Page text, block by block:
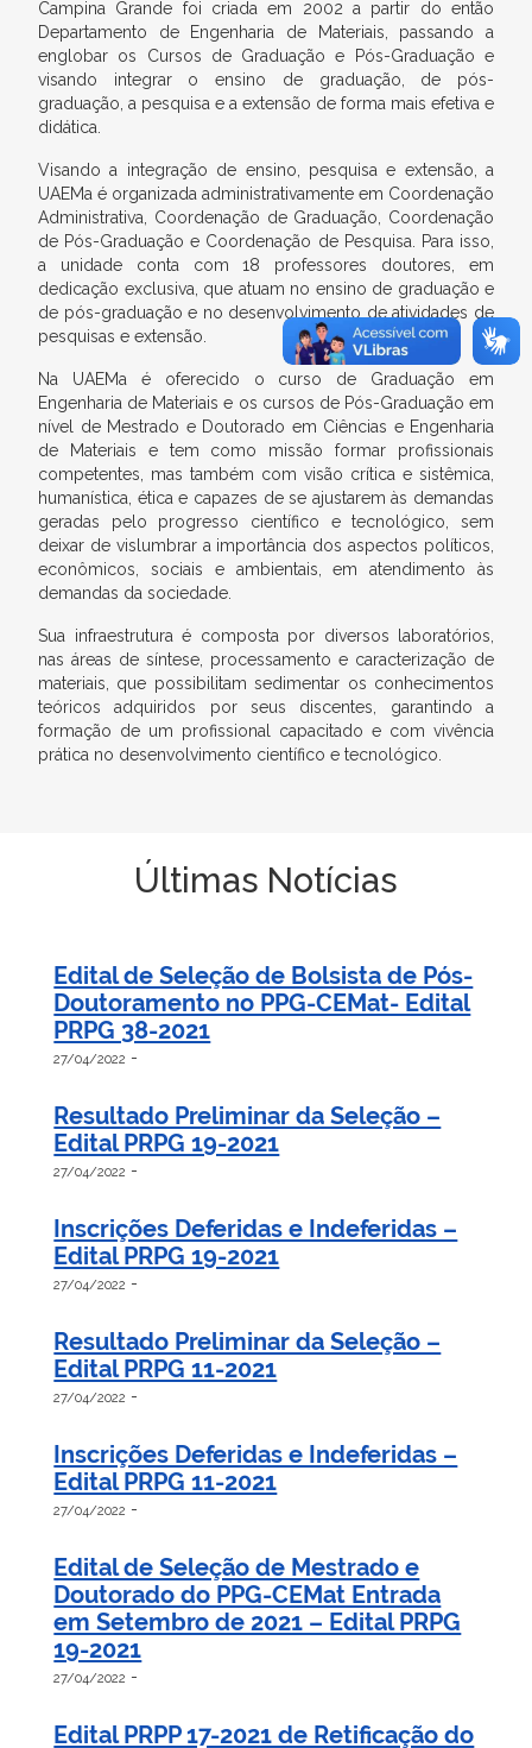
Campina Grande foi criada em 2002 a partir do então
Departamento de Engenharia de Materiais, passando a
englobar os Cursos de Graduação e Pós-Graduação e
visando integrar o ensino de graduação, de pós-
graduação, a pesquisa e a extensão de forma mais efetiva e
didática.
Visando a integração de ensino, pesquisa e extensão, a
UAEMa é organizada administrativamente em Coordenação
Administrativa, Coordenação de Graduação, Coordenação
de Pós-Graduação e Coordenação de Pesquisa. Para isso,
a unidade conta com 18 professores doutores, em
dedicação exclusiva, que atuam no ensino de graduação e
de pós-graduação e no desenvolvimento de atividades de
pesquisas e extensão.
Na UAEMa é oferecido o curso de Graduação em
Engenharia de Materiais e os cursos de Pós-Graduação em
nível de Mestrado e Doutorado em Ciências e Engenharia
de Materiais e tem como missão formar profissionais
competentes, mas também com visão crítica e sistêmica,
humanística, ética e capazes de se ajustarem às demandas
geradas pelo progresso científico e tecnológico, sem
deixar de vislumbrar a importância dos aspectos políticos,
econômicos, sociais e ambientais, em atendimento às
demandas da sociedade.
Sua infraestrutura é composta por diversos laboratórios,
nas áreas de síntese, processamento e caracterização de
materiais, que possibilitam sedimentar os conhecimentos
teóricos adquiridos por seus discentes, garantindo a
formação de um profissional capacitado e com vivência
prática no desenvolvimento científico e tecnológico.
Últimas Notícias
Edital de Seleção de Bolsista de Pós-
Doutoramento no PPG-CEMat- Edital
PRPG 38-2021
27/04/2022 -
Resultado Preliminar da Seleção –
Edital PRPG 19-2021
27/04/2022 -
Inscrições Deferidas e Indeferidas –
Edital PRPG 19-2021
27/04/2022 -
Resultado Preliminar da Seleção –
Edital PRPG 11-2021
27/04/2022 -
Inscrições Deferidas e Indeferidas –
Edital PRPG 11-2021
27/04/2022 -
Edital de Seleção de Mestrado e
Doutorado do PPG-CEMat Entrada
em Setembro de 2021 – Edital PRPG
19-2021
27/04/2022 -
Edital PRPP 17-2021 de Retificação do